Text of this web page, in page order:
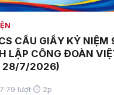
CẦU GIẤY KỶ NIỆM
LẬP CÔNG ĐOÀN
28/7/2026)
·79 lượt·⏱ 2p